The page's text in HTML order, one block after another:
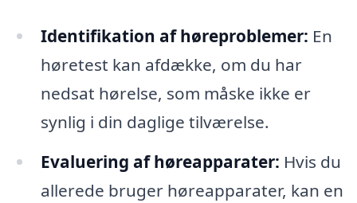
Identifikation af høreproblemer: En
høretest kan afdække, om du har
nedsat hørelse, som måske ikke er
synlig i din daglige tilværelse.
Evaluering af høreapparater: Hvis du
allerede bruger høreapparater, kan en